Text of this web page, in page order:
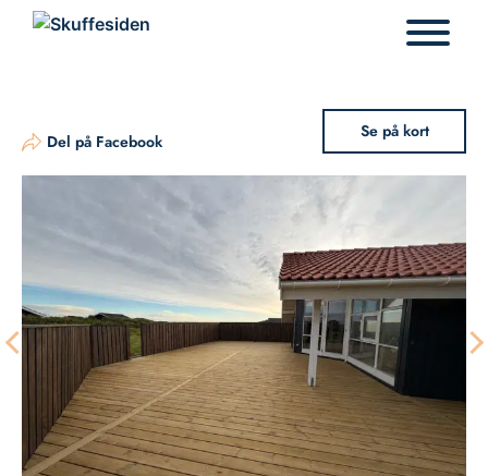
Del på Facebook Se på kort